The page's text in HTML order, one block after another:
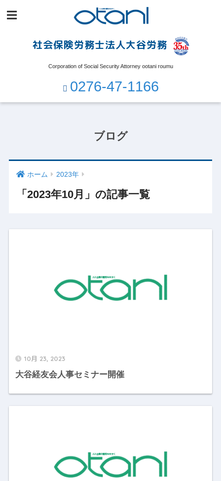
社会保険労務士法人大谷労務
Corporation of Social Security Attorney ootani roumu
0276-47-1166
ブログ
ホーム 2023年
「2023年10月」の記事一覧
10月 23, 2023
大谷経友会人事セミナー開催